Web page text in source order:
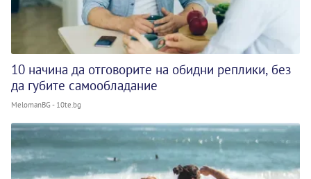
10 начина да отговорите на обидни реплики, без
да губите самообладание
MelomanBG - 10te.bg